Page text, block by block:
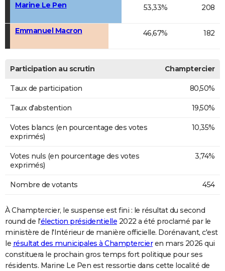
Marine Le Pen
53,33% 208
Emmanuel Macron 46,67% 182
Participation au scrutin Champtercier
Taux de participation 80,50%
Taux d'abstention 19,50%
Votes blancs (en pourcentage des votes
exprimés)
10,35%
Votes nuls (en pourcentage des votes
exprimés)
3,74%
Nombre de votants 454
À Champtercier, le suspense est fini : le résultat du second
round de l'élection présidentielle 2022 a été proclamé par le
ministère de l'Intérieur de manière officielle. Dorénavant, c'est
le résultat des municipales à Champtercieren mars 2026 qui
constituera le prochain gros temps fort politique pour ses
résidents. Marine Le Pen est ressortie dans cette localité de